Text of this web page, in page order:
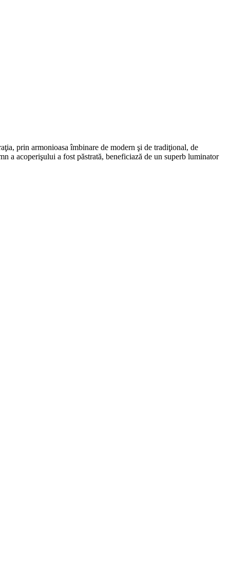
prin armonioasa îmbinare de modern şi de tradiţional, de
a acoperişului a fost păstrată, beneficiază de un superb luminator